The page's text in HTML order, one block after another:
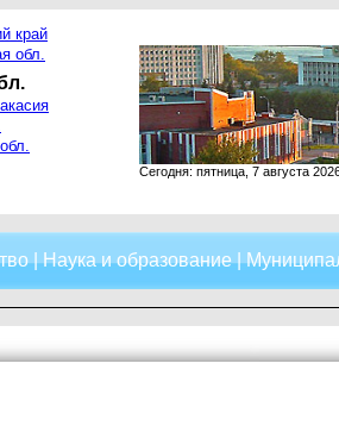
край
обл.
Сегодня: пятница, 7 августа
|Наука и образование|